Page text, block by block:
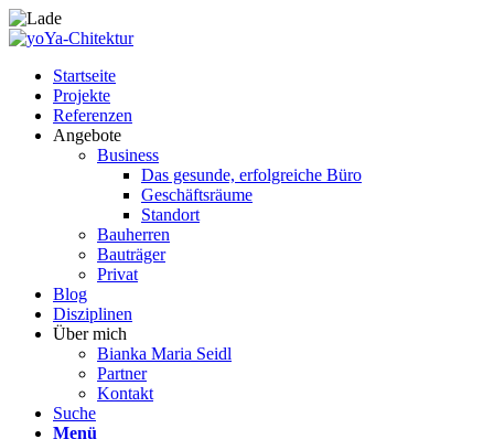
Startseite
Projekte
Referenzen
Angebote
Business
Das gesunde, erfolgreiche Büro
Geschäftsräume
Standort
Bauherren
Bauträger
Privat
Blog
Disziplinen
Über mich
Bianka Maria Seidl
Partner
Kontakt
Suche
Menü